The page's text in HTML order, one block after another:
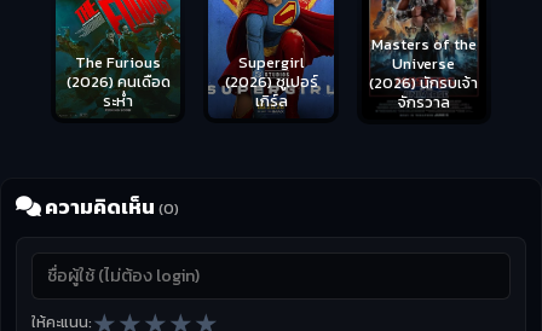
Supergirl
(2026) ซูเปอร์
เกิร์ล
Masters of the
Universe
(2026) นักรบเจ้า
จักรวาล
Hungry (2026)
มันเด้งขึ้นมาแดก
ความคิดเห็น (0)
ให้คะแนน: